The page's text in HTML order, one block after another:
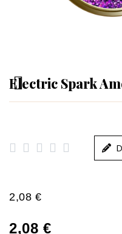
Electric Spark
    
2,08 €
2,08 €